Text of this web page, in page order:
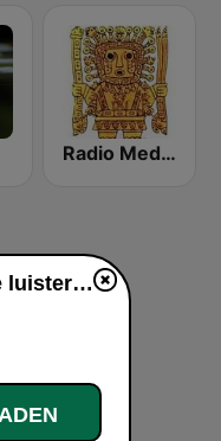
Radio Meditación
Radio 7 - Yoga live luisteren